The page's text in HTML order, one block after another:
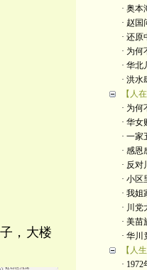
，大楼
· 奥
· 赵
· 还
· 为
· 华
· 洪
【人
· 为
· 华
· 一
· 感
· 反
· 小
· 我
· 川
· 美苗
· 华
【人
·